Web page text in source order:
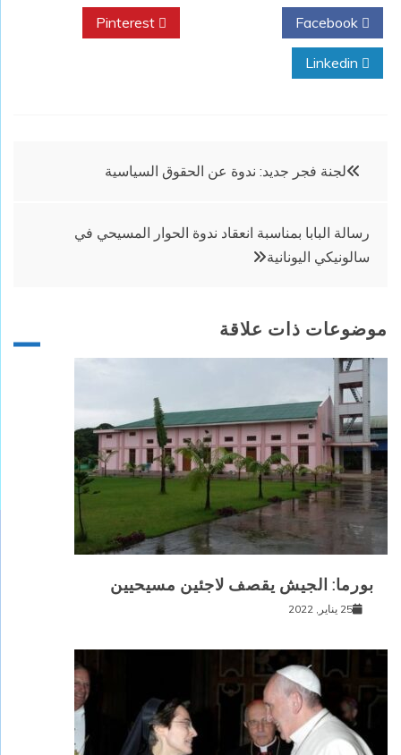
تصفّحلجنة فجر جديد: ندوة عن الحقوق السياسية
رسالة البابا بمناسبة انعقاد ندوة الحوار المسيحي في
سالونيكي اليونانية
موضوعات ذات علاقة
بورما: الجيش يقصف لاجئين مسيحيين
25 يناير, 2022